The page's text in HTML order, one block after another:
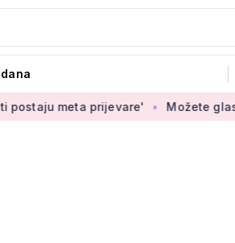
prijevare' Možete glasati za izbor